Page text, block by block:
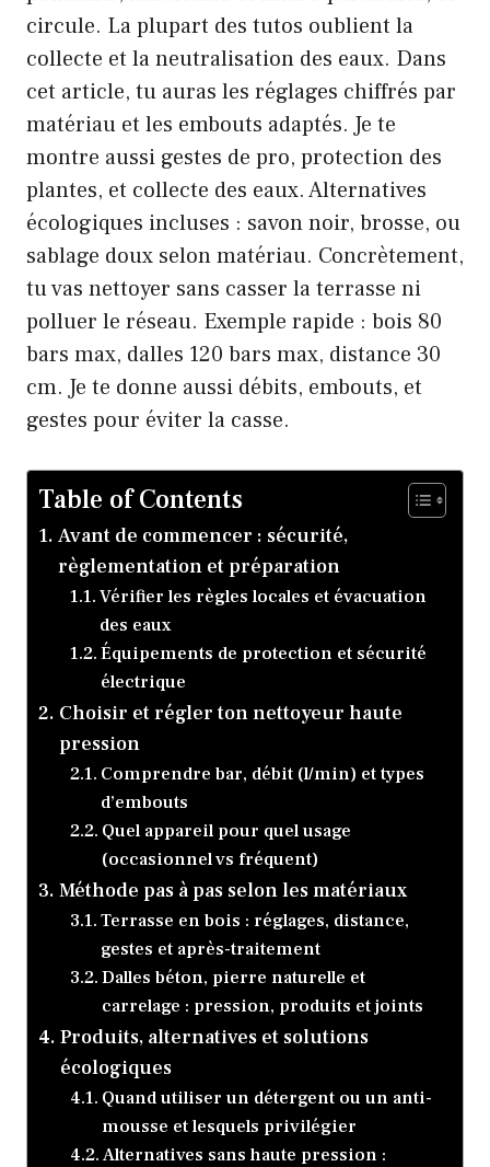
circule. La plupart des tutos oublient la
collecte et la neutralisation des eaux. Dans
cet article, tu auras les réglages chiffrés par
matériau et les embouts adaptés. Je te
montre aussi gestes de pro, protection des
plantes, et collecte des eaux. Alternatives
écologiques incluses : savon noir, brosse, ou
sablage doux selon matériau. Concrètement,
tu vas nettoyer sans casser la terrasse ni
polluer le réseau. Exemple rapide : bois 80
bars max, dalles 120 bars max, distance 30
cm. Je te donne aussi débits, embouts, et
gestes pour éviter la casse.
Table of Contents
Avant de commencer : sécurité,
règlementation et préparation
Vérifier les règles locales et évacuation
des eaux
Équipements de protection et sécurité
électrique
Choisir et régler ton nettoyeur haute
pression
Comprendre bar, débit (l/min) et types
d’embouts
Quel appareil pour quel usage
(occasionnel vs fréquent)
Méthode pas à pas selon les matériaux
Terrasse en bois : réglages, distance,
gestes et après-traitement
Dalles béton, pierre naturelle et
carrelage : pression, produits et joints
Produits, alternatives et solutions
écologiques
Quand utiliser un détergent ou un anti-
mousse et lesquels privilégier
Alternatives sans haute pression :